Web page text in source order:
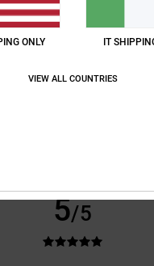
2026
5/5
ONLY IT
VIEW ALL COUNTRIES